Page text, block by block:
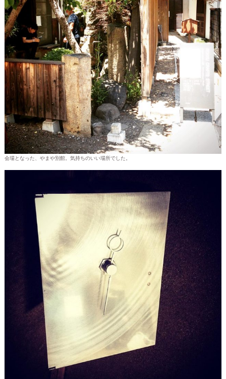
会場となった、やまや別館。気持ちのいい場所でした。